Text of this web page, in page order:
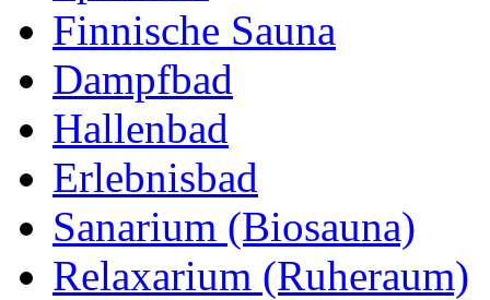
Finnische Sauna
Dampfbad
Hallenbad
Erlebnisbad
Sanarium (Biosauna)
Relaxarium (Ruheraum)